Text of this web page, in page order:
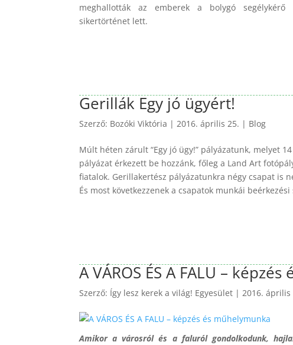
meghallották az emberek a bolygó segélykérő
sikertörténet lett.
Gerillák Egy jó ügyért!
Szerző: Bozóki Viktória |2016. április 25. | Blog
Múlt héten zárult “Egy jó ügy!” pályázatunk, melyet
pályázat érkezett be hozzánk, főleg a Land Art
fiatalok. Gerillakertész pályázatunkra négy csapat is
És most következzenek a csapatok munkái
A VÁROS ÉS A FALU –
Szerző: Így lesz kerek a világ! Egyesület |2016. április
Amikor a városról és a faluról gondolkodunk,